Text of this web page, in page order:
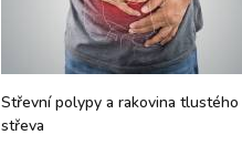
Střevní polypy a rakovina tlustého
střeva